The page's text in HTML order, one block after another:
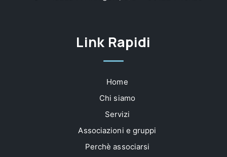
Link Rapidi
Home
Chi siamo
Servizi
Associazioni e gruppi
Perchè associarsi